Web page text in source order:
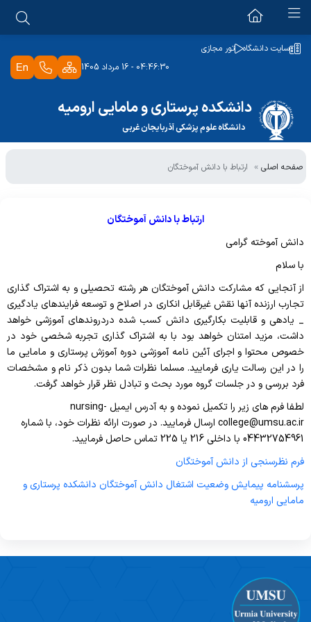
سایت دانشگاه
تور مجازی
04:46:30 - 16 مرداد 1405
دانشکده پرستاری و مامایی ارومیه
دانشگاه علوم پزشکی آذربایجان غربی
درباره دانشکده
اسلاید معرفی دانشکده
تاریخچه دانشکده
روسای قبلی دانشکده
سئوالات متداول
تماس با ما
ریاست دانشکده
معاونت آموزشی
معاون آموزشی
Skill Lab
کارشناس گروه ها
برنامه ریزی درسی
EDO
اعضای هیئت علمی
گروه پرستاری
مسئول و لیست اساتید
فرم ها و فرآیندها
دوره های آموزشی
گروههای آموزشی
متصدی امور دفتری
شورای پژوهشی
کمیته بروز رسانی وب سایت
سیاستهای حمایتی
مرکز تحقیقات ایمنی بیمار
اهداف
عملکرد، طرح ها و همایش ها
اولویتهای تحقیقاتی
کارگاه ها
آئین نامه ها، فرم ها و فرآیندها
کارشناس پژوهشی
لینک مجله
رئیس اداره امور عمومی
روابط عمومی دانشکده
کارگزینی
مسئول دبیرخانه
مسئول تدارکات
مسئول انبار
مسئول اموال
مسئول نقلیه
مسئول خدمات
ایمنی و کمکهای اولیه
ارتباط با دانش آموختگان
نظر سنجی دانش آموختگان
پژوهشگران برتر
کتابخانه
صفحه اصلی ارتباط با دانش آموختگان
ارتباط با دانش آموختگان
دانش آموخته گرامی
با سلام
از آنجایی که مشارکت دانش آموختگان هر رشته تحصیلی و به اشتراک گذاری
تجارب ارزنده آنها نقش غیرقابل انکاری در اصلاح و توسعه فرایندهای یادگیری
_ یادهی و قابلیت بکارگیری دانش کسب شده دردروندهای آموزشی خواهد
داشت، مزید امتنان خواهد بود با به اشتراک گذاری تجربه شخصی خود در
خصوص محتوا و اجرای آئین نامه آموزشی دوره آموزش پرستاری و مامایی ما
را در این رسالت یاری فرمایید. مسلما نظرات شما بدون ذکر نام و مشخصات
فرد بررسی و در جلسات گروه مورد بحث و تبادل نظر قرار خواهد گرفت.
لطفا فرم های زیر را تکمیل نموده و به آدرس ایمیل nursing-
college@umsu.ac.ir ارسال فرمایید. در صورت ارائه نظرات خود، با شماره
04432754961 با داخلی 216 یا 225 تماس حاصل فرمایید.
فرم نظرسنجی از دانش آموختگان
پرسشنامه پیمایش وضعیت اشتغال دانش آموختگان دانشکده پرستاری و
مامایی ارومیه